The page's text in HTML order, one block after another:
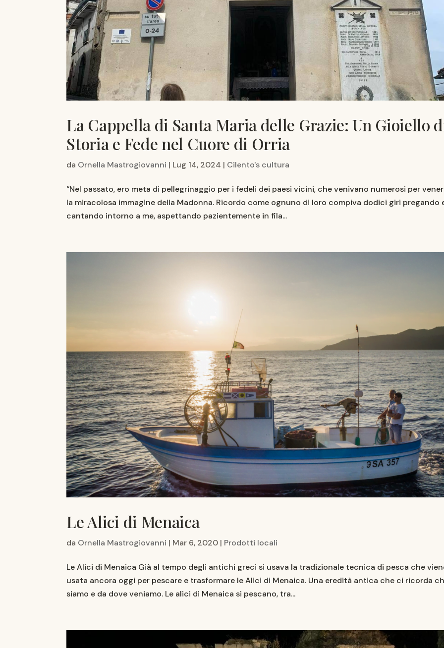
La Cappella di Santa Maria delle Grazie: Un Gioiello
Storia e Fede nel Cuore di Orria
da Ornella Mastrogiovanni | Lug 14, 2024 | Cilento's cultura
“Nel passato, ero meta di pellegrinaggio per i fedeli dei paesi vicini, che venivano numerosi per
la miracolosa immagine della Madonna. Ricordo come ognuno di loro compiva dodici giri pregando
cantando intorno a me, aspettando pazientemente in fila...
Le Alici di Menaica
da Ornella Mastrogiovanni | Mar 6, 2020 | Prodotti locali
Le Alici di Menaica Già al tempo degli antichi greci si usava la tradizionale tecnica di pesca che
usata ancora oggi per pescare e trasformare le Alici di Menaica. Una eredità antica che ci ricorda
siamo e da dove veniamo. Le alici di Menaica si pescano, tra...